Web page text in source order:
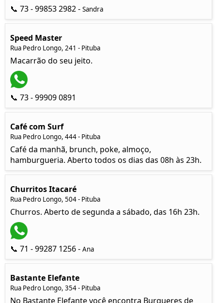
📞 73 - 99853 2982 - Sandra
Speed Master
Rua Pedro Longo, 241 - Pituba
Macarrão do seu jeito.
📞 73 - 99909 0891
Café com Surf
Rua Pedro Longo, 444 - Pituba
Café da manhã, brunch, poke, almoço,
hamburgueria. Aberto todos os dias das 08h às 23h.
Churritos Itacaré
Rua Pedro Longo, 504 - Pituba
Churros. Aberto de segunda a sábado, das 16h 23h.
📞 71 - 99287 1256 - Ana
Bastante Elefante
Rua Pedro Longo, 354 - Pituba
No Bastante Elefante você encontra Burgueres de